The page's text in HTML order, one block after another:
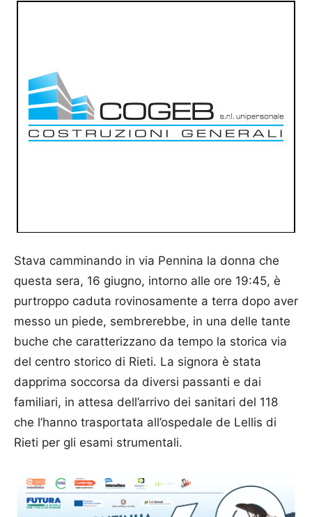
Stava camminando in via Pennina la donna che
questa sera, 16 giugno, intorno alle ore 19:45, è
purtroppo caduta rovinosamente a terra dopo aver
messo un piede, sembrerebbe, in una delle tante
buche che caratterizzano da tempo la storica via
del centro storico di Rieti. La signora è stata
dapprima soccorsa da diversi passanti e dai
familiari, in attesa dell’arrivo dei sanitari del 118
che l’hanno trasportata all’ospedale de Lellis di
Rieti per gli esami strumentali.